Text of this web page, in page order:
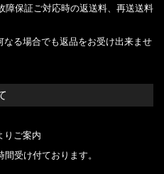
障保証ご対応時の返送料、再送送料
る場合でも返品をお受け出来ませ
りご案内
受け付ております。